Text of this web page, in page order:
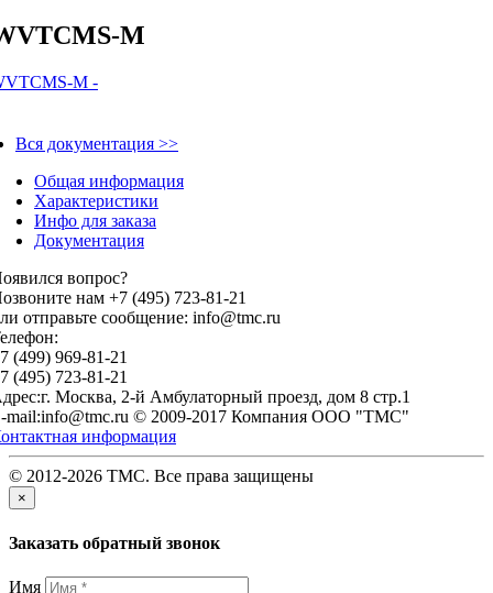
M
Вся документация >>
Общая информация
Характеристики
Инфо для заказа
Документация
вопрос?
нам +7 (495) 723-81-21
отправьте сообщение: info@tmc.ru
(499) 969-81-21
(495) 723-81-21
Москва, 2-й Амбулаторный проезд, дом 8 стр.1
mail:info@tmc.ru © 2009-2017 Компания OOO "TMC"
информация
© 2012-2026 TMC. Все права защищены
×
Заказать обратный звонок
Имя